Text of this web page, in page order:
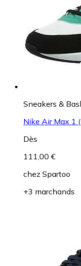
Sneakers &
Nike Air Max 1
Dès
111,00 €
chez Spartoo
+3 marchands